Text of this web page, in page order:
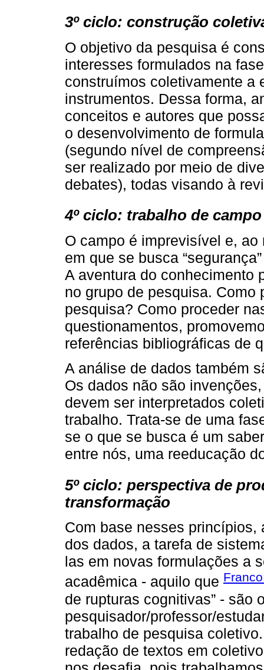
3º ciclo: construção
O objetivo da pesquisa é
interesses formulados na
construímos coletivamente a
instrumentos. Dessa forma,
conceitos e autores que
o desenvolvimento de
(segundo nível de
ser realizado por meio de
debates), todas visando à
4º ciclo: trabalho de
O campo é imprevisível e,
em que se busca
A aventura do conhecimento
no grupo de pesquisa. Como
pesquisa? Como proceder
questionamentos,
referências bibliográficas de
A análise de dados também
Os dados não são
devem ser interpretados
trabalho. Trata-se de uma
se o que se busca é um
entre nós, uma reeducação
5º ciclo: perspectiva de
transformação
Com base nesses
dos dados, a tarefa de
las em novas formulações a
acadêmica - aquilo que
de rupturas cognitivas” - são
pesquisador/professor/
trabalho de pesquisa
redação de textos em